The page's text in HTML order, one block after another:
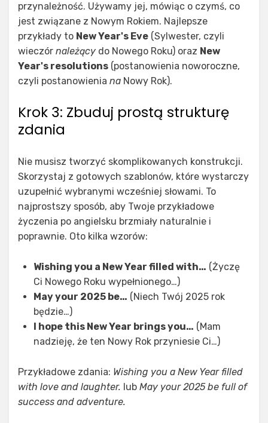
przynależność. Używamy jej, mówiąc o czymś, co
jest związane z Nowym Rokiem. Najlepsze
przykłady to New Year's Eve (Sylwester, czyli
wieczór należący do Nowego Roku) oraz New
Year's resolutions (postanowienia noworoczne,
czyli postanowienia na Nowy Rok).
Krok 3: Zbuduj prostą strukturę
zdania
Nie musisz tworzyć skomplikowanych konstrukcji.
Skorzystaj z gotowych szablonów, które wystarczy
uzupełnić wybranymi wcześniej słowami. To
najprostszy sposób, aby Twoje przykładowe
życzenia po angielsku brzmiały naturalnie i
poprawnie. Oto kilka wzorów:
Wishing you a New Year filled with… (Życzę
Ci Nowego Roku wypełnionego…)
May your 2025 be… (Niech Twój 2025 rok
będzie…)
I hope this New Year brings you… (Mam
nadzieję, że ten Nowy Rok przyniesie Ci…)
Przykładowe zdania: Wishing you a New Year filled
with love and laughter. lub May your 2025 be full of
success and adventure.